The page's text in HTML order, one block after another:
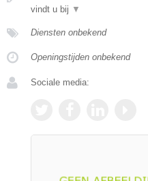
vindt u bij ▼
Diensten onbekend
Openingstijden onbekend
Sociale media: